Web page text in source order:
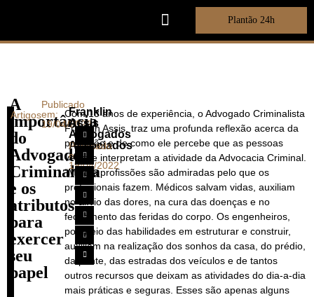
Plantão 24h
Artigos
A
importância
do
Advogado
Criminalista
e os
atributos
para
exercer
seu
papel
Publicado
em:
19/04/2022
Franklin
Assis
Advogados
Associados
Publicado
em:
19/04/2022
Com 13 anos de experiência, o Advogado Criminalista
Franklin Assis, traz uma profunda reflexão acerca da
profissão e de como ele percebe que as pessoas
veem e interpretam a atividade da Advocacia Criminal.
“Muitas profissões são admiradas pelo que os
profissionais fazem. Médicos salvam vidas, auxiliam
no alívio das dores, na cura das doenças e no
fechamento das feridas do corpo. Os engenheiros,
por meio das habilidades em estruturar e construir,
auxiliam na realização dos sonhos da casa, do prédio,
da ponte, das estradas dos veículos e de tantos
outros recursos que deixam as atividades do dia-a-dia
mais práticas e seguras. Esses são apenas alguns